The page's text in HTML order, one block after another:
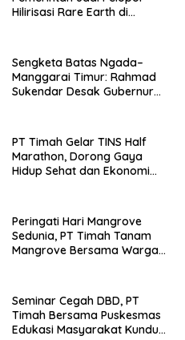
Hilirisasi Rare Earth di
Sengketa Batas Ngada–
Manggarai Timur: Rahmad
Sukendar Desak Gubernur
PT Timah Gelar TINS Half
Marathon, Dorong Gaya
Hidup Sehat dan Ekonomi
Peringati Hari Mangrove
Sedunia, PT Timah Tanam
Mangrove Bersama Warga
Seminar Cegah DBD, PT
Timah Bersama Puskesmas
Edukasi Masyarakat Kundur